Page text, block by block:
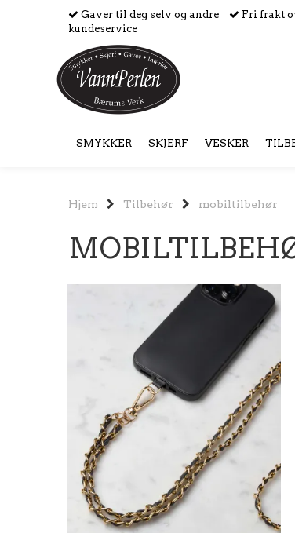
Gaver til deg selv og andre Fri frakt
kundeservice
SMYKKER SKJERF VESKER
Hjem Tilbehør mobiltilbehør